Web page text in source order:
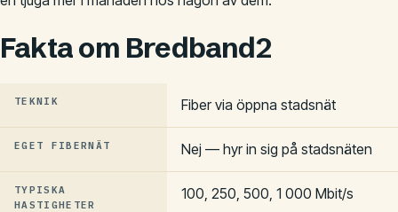
Fakta om Bredband2
TEKNIK Fiber via öppna stadsnät
EGET FIBERNÄT Nej — hyr in sig på stadsnäten
TYPISKA
HASTIGHETER
100, 250, 500, 1 000 Mbit/s